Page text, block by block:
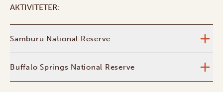
AKTIVITETER:
Samburu National Reserve
Buffalo Springs National Reserve